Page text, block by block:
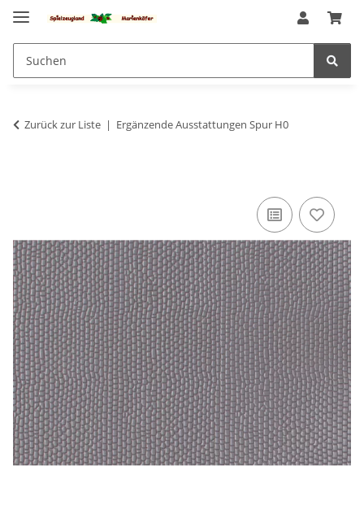
Zurück zur Liste Ergänzende Ausstattungen Spur H0